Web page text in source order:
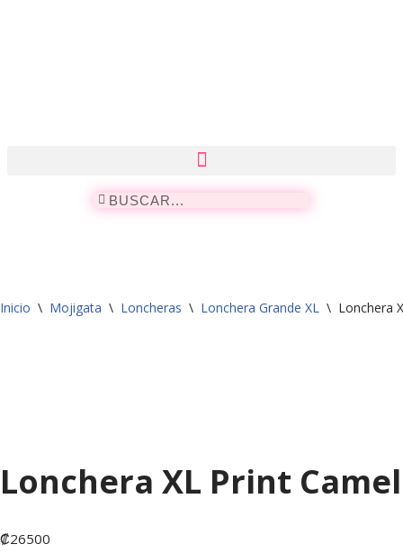
Inicio \ Mojigata \ Loncheras \ Lonchera Grande XL \ Lonchera
Lonchera XL Print Camel
₡26500